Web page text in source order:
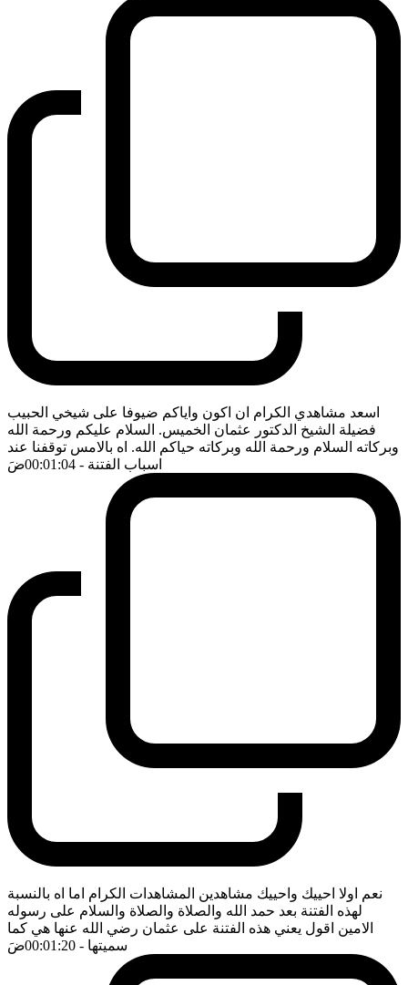
اسعد مشاهدي الكرام ان اكون واياكم ضيوفا على شيخي الحبيب
فضيلة الشيخ الدكتور عثمان الخميس. السلام عليكم ورحمة الله
وبركاته السلام ورحمة الله وبركاته حياكم الله. اه بالامس توقفنا عند
اسباب الفتنة - 00:01:04 ضَ
نعم اولا احييك واحييك مشاهدين المشاهدات الكرام اما اه بالنسبة
لهذه الفتنة بعد حمد الله والصلاة والصلاة والسلام على رسوله
الامين اقول يعني هذه الفتنة على عثمان رضي الله عنها هي كما
سميتها - 00:01:20 ضَ